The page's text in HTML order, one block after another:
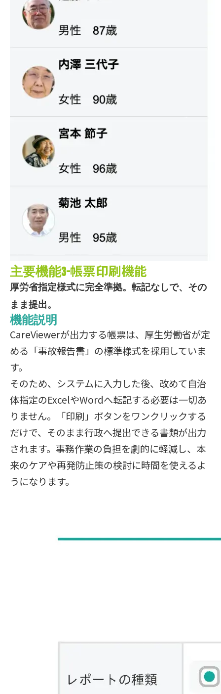
主要機能3-帳票印刷機能
厚労省指定様式に完全準拠。転記なしで、その
まま提出。
機能説明
CareViewerが出力する帳票は、厚生労働省が定
める「事故報告書」の標準様式を採用していま
す。
そのため、システムに入力した後、改めて自治
体指定のExcelやWordへ転記する必要は一切あ
りません。「印刷」ボタンをワンクリックする
だけで、そのまま行政へ提出できる書類が出力
されます。事務作業の負担を劇的に軽減し、本
来のケアや再発防止策の検討に時間を使えるよ
うになります。